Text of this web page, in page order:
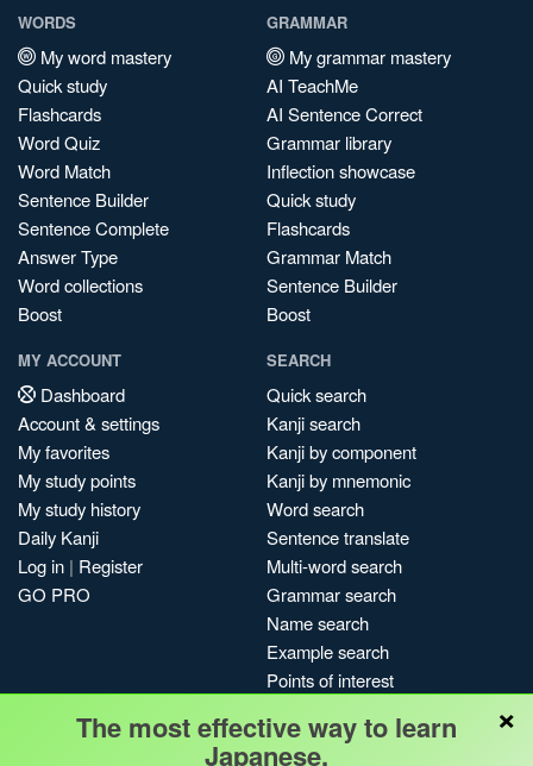
WORDS
My word mastery
Quick study
Flashcards
Word Quiz
Word Match
Sentence Builder
Sentence Complete
Answer Type
Word collections
Boost
GRAMMAR
My grammar mastery
AI TeachMe
AI Sentence Correct
Grammar library
Inflection showcase
Quick study
Flashcards
Grammar Match
Sentence Builder
Boost
MY ACCOUNT
Dashboard
Account & settings
My favorites
My study points
My study history
Daily Kanji
Log in | Register
GO PRO
SEARCH
Quick search
Kanji search
Kanji by component
Kanji by mnemonic
Word search
Sentence translate
Multi-word search
Grammar search
Name search
Example search
Points of interest
My search history
×
The most effective way to learn
Japanese.